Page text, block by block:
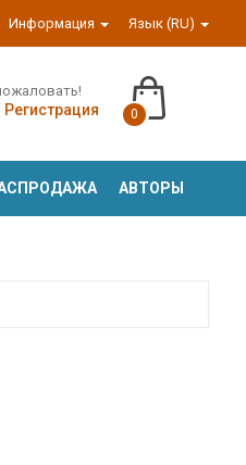
Информация Язык (RU)
Регистрация 0
АВТОРЫ